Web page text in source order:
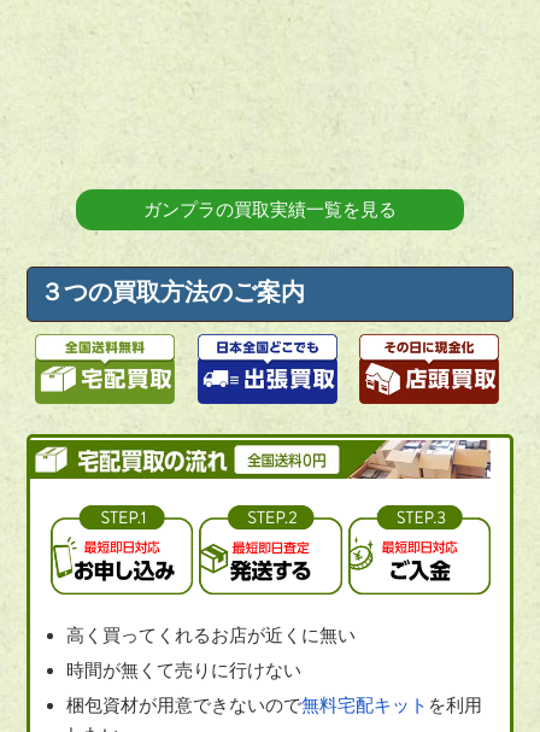
【プラモデル買取実績】マクロスＦ 1/72 バ
ルキリー 他 プラモデルを神奈川県相模原市
より出張にてお譲りいただきました
ラ・ロボ
ガンプラの買取実績一覧を見る
３つの買取方法のご案内
高く買ってくれるお店が近くに無い
時間が無くて売りに行けない
梱包資材が用意できないので無料宅配キット を利用